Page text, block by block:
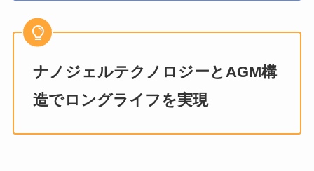
ナノジェルテクノロジーとAGM構
造でロングライフを実現